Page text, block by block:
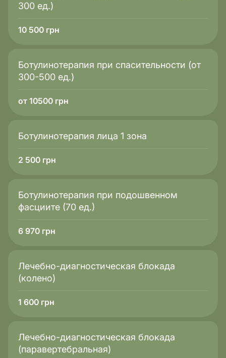
300 ед.)
10 500 грн
Ботулинотерапия при спасительности (от
300-500 ед.)
от 10500 грн
Ботулинотерапия лица 1 зона
2 500 грн
Ботулинотерапия при подошвенном
фасциите (70 ед.)
6 970 грн
Лечебно-диагностическая блокада
(колено)
1 600 грн
Лечебно-диагностическая блокада
(паравертебральная)